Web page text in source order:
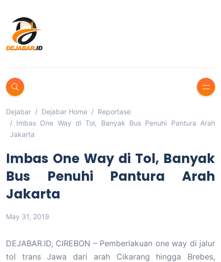
Dejabar Dejabar Home
Reportase
Imbas One Way di Tol, Banyak Bus Penuhi Pantura Arah
Jakarta
Imbas One Way di Tol, Banyak
Bus Penuhi Pantura Arah
Jakarta
May 31, 2019
DEJABAR.ID, CIREBON – Pemberlakuan one way di jalur
tol trans Jawa dari arah Cikarang hingga Brebes,